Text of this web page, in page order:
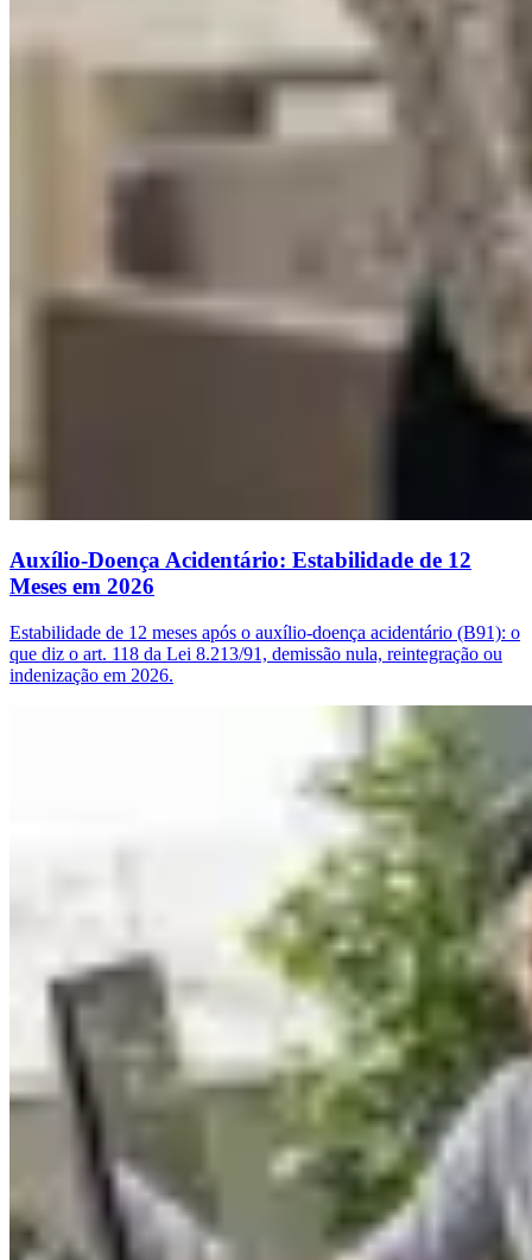
Auxílio-Doença Acidentário: Estabilidade de 12
Meses em 2026
Estabilidade de 12 meses após o auxílio-doença acidentário (B91): o
que diz o art. 118 da Lei 8.213/91, demissão nula, reintegração ou
indenização em 2026.